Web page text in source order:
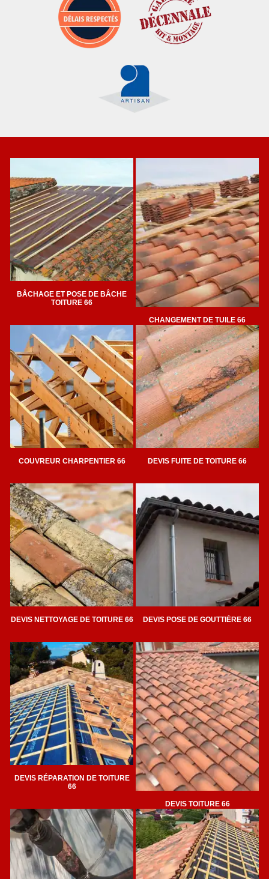
BÂCHAGE ET POSE DE BÂCHE
TOITURE 66
CHANGEMENT DE TUILE 66
COUVREUR CHARPENTIER 66 DEVIS FUITE DE TOITURE 66
DEVIS NETTOYAGE DE TOITURE 66 DEVIS POSE DE GOUTTIÈRE 66
DEVIS RÉPARATION DE TOITURE
66
DEVIS TOITURE 66